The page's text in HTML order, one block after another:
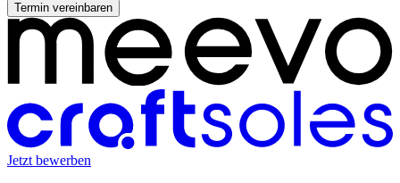
Termin vereinbaren
Jetzt bewerben